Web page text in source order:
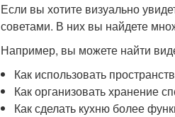
Если вы хотите визуально
советами. В них вы найдете
Например, вы можете найти
Как использовать
Как организовать хранение
Как сделать кухню более